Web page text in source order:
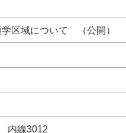
通学区域について （公
内線3012